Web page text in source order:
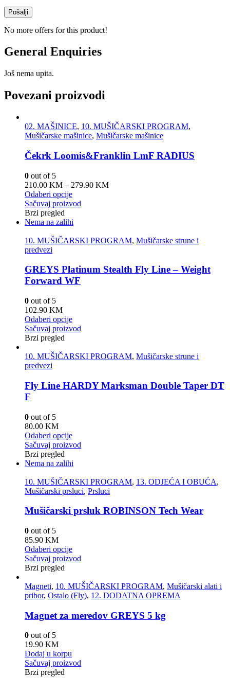
No more offers for this product!
General Enquiries
Još nema upita.
Povezani proizvodi
02. MAŠINICE, 10. MUŠIČARSKI PROGRAM,
Mušičarske mašinice, Mušičarske mašinice
Čekrk Loomis&Franklin LmF RADIUS
0 out of 5
210.00 KM – 279.90 KM
Odaberi opcije
Sačuvaj proizvod
Brzi pregled
Nema na zalihi
10. MUŠIČARSKI PROGRAM, Mušičarske strune i
predvezi
GREYS Platinum Stealth Fly Line – Weight
Forward WF
0 out of 5
102.90 KM
Odaberi opcije
Sačuvaj proizvod
Brzi pregled
10. MUŠIČARSKI PROGRAM, Mušičarske strune i
predvezi
Fly Line HARDY Marksman Double Taper DT
F
0 out of 5
80.00 KM
Odaberi opcije
Sačuvaj proizvod
Brzi pregled
Nema na zalihi
10. MUŠIČARSKI PROGRAM, 13. ODJEĆA I OBUĆA,
Mušičarski prsluci, Prsluci
Mušičarski prsluk ROBINSON Tech Wear
0 out of 5
85.90 KM
Odaberi opcije
Sačuvaj proizvod
Brzi pregled
Magneti, 10. MUŠIČARSKI PROGRAM, Mušičarski alati i
pribor, Ostalo (Fly), 12. DODATNA OPREMA
Magnet za meredov GREYS 5 kg
0 out of 5
19.90 KM
Dodaj u korpu
Sačuvaj proizvod
Brzi pregled